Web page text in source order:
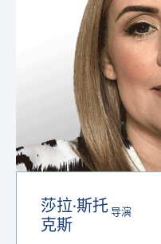
莎拉·斯托
克斯
导演